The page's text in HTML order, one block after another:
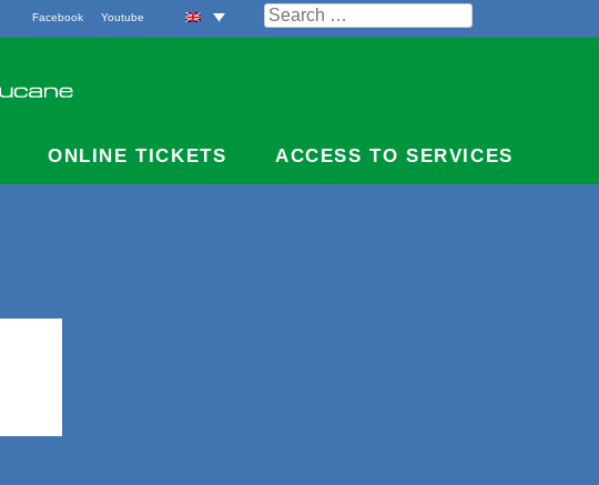
Search
for:
Facebook Youtube
ONLINE TICKETS ACCESS TO SERVICES